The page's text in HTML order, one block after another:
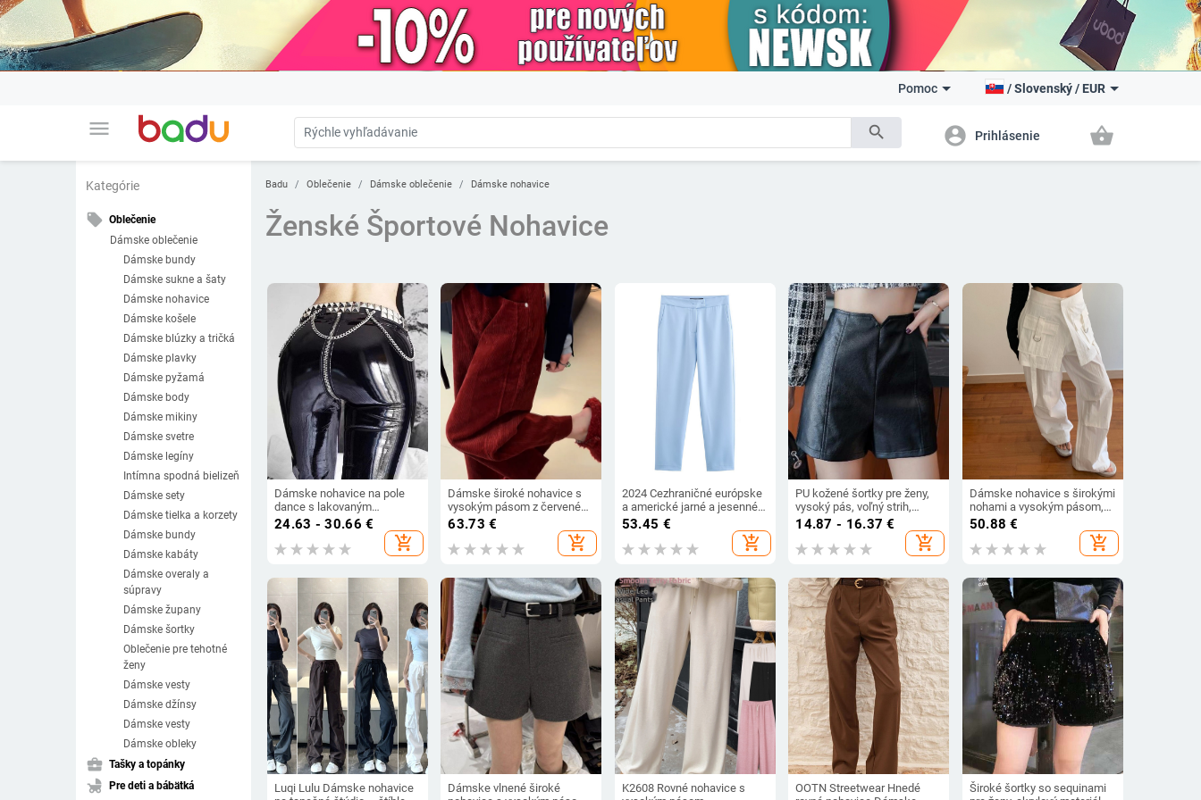
menu search
Pomoc /Slovenský/ EUR
account_circle Prihlásenie shopping_basket
Kategórie
local_offer Oblečenie
Dámske oblečenie
Dámske bundy
Dámske sukne a šaty
Dámske nohavice
Dámske košele
Dámske blúzky a tričká
Dámske plavky
Dámske pyžamá
Dámske body
Dámske mikiny
Dámske svetre
Dámske legíny
Intímna spodná bielizeň
Dámske sety
Dámske tielka a korzety
Dámske bundy
Dámske kabáty
Dámske overaly a
súpravy
Dámske župany
Dámske šortky
Oblečenie pre tehotné
ženy
Dámske vesty
Dámske džínsy
Dámske vesty
Dámske obleky
business_center Tašky a topánky
child_friendly Pre deti a bábätká
Badu Oblečenie Dámske oblečenie Dámske nohavice
Ženské Športové Nohavice
Dámske nohavice na pole
dance s lakovaným
vzhľadom, zips, otvorený
rozkrok, stredný pás, úzky
strih
24.63 - 30.66 €
add_shopping_cart
Dámske široké nohavice s
vysokým pásom z červeného
corduroy, voľný strih, jeseň
63.73 €
add_shopping_cart
2024 Cezhraničné európske
a americké jarné a jesenné
dámske oblečenie, klopa,
vypchávky, sako + nohavice,
53.45 €
add_shopping_cart
PU kožené šortky pre ženy,
vysoký pás, voľný strih,
široké nohavice, štýl
princeznej s 3D dekorom,
jeseň 2024, casual nohavice
14.87 - 16.37 €
add_shopping_cart
Dámske nohavice s širokými
nohami a vysokým pásom,
polyester, pracovný štýl, s
veľkým ozdobným vreckom
50.88 €
add_shopping_cart
Luqi Lulu Dámske nohavice
Dámske vlnené široké
K2608 Rovné nohavice s
OOTN Streetwear Hnedé
Široké šortky so sequinami